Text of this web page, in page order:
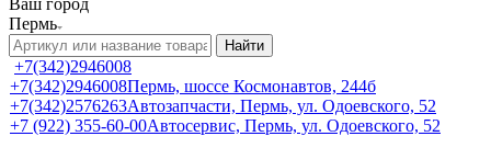
Ваш город
Пермь
Найти
+7(342)2946008
+7(342)2946008Пермь, шоссе Космонавтов, 244б
+7(342)2576263Автозапчасти, Пермь, ул. Одоевского, 52
+7 (922) 355-60-00Автосервис, Пермь, ул. Одоевского, 52